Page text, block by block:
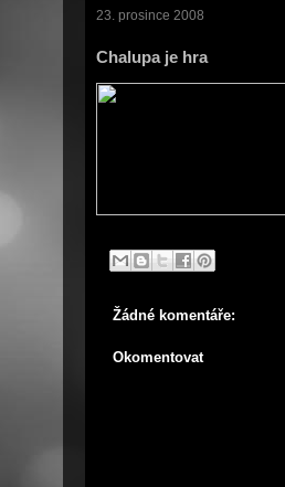
23. prosince 2008
Chalupa je hra
Žádné komentáře:
Okomentovat